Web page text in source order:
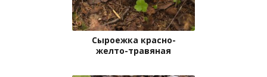
Сыроежка красно-
желто-травяная